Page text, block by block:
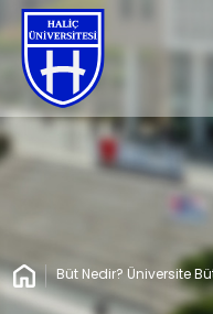
Büt Nedir? Üniversite